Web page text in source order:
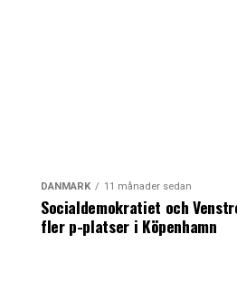
DANMARK 11 månader sedan
Socialdemokratiet och
fler p-platser i Köpenhamn